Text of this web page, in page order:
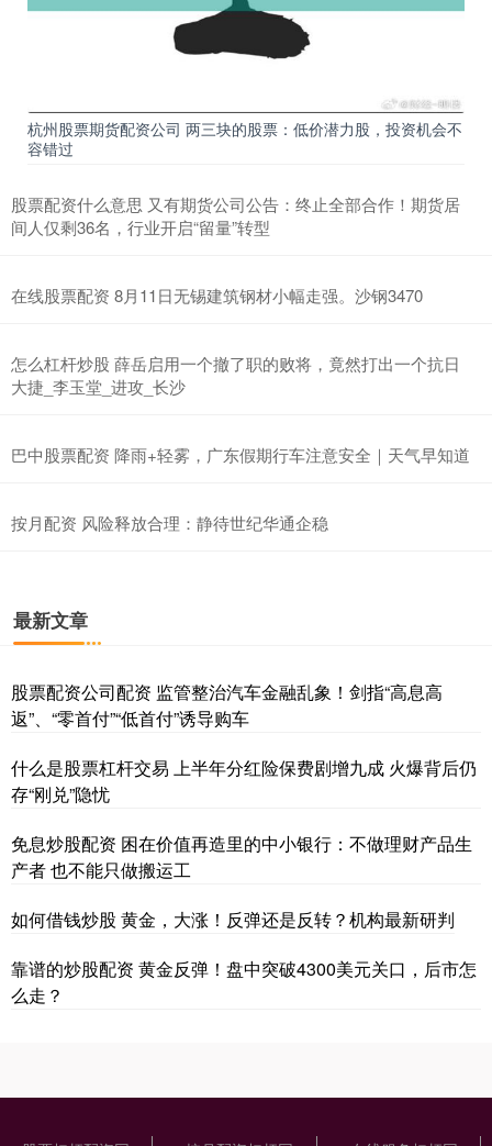
杭州股票期货配资公司 两三块的股票：低价潜力股，投资机会不
容错过
股票配资什么意思 又有期货公司公告：终止全部合作！期货居
间人仅剩36名，行业开启“留量”转型
在线股票配资 8月11日无锡建筑钢材小幅走强。沙钢3470
怎么杠杆炒股 薛岳启用一个撤了职的败将，竟然打出一个抗日
大捷_李玉堂_进攻_长沙
巴中股票配资 降雨+轻雾，广东假期行车注意安全｜天气早知道
按月配资 风险释放合理：静待世纪华通企稳
最新文章
股票配资公司配资 监管整治汽车金融乱象！剑指“高息高
返”、“零首付”“低首付”诱导购车
什么是股票杠杆交易 上半年分红险保费剧增九成 火爆背后仍
存“刚兑”隐忧
免息炒股配资 困在价值再造里的中小银行：不做理财产品生
产者 也不能只做搬运工
如何借钱炒股 黄金，大涨！反弹还是反转？机构最新研判
靠谱的炒股配资 黄金反弹！盘中突破4300美元关口，后市怎
么走？